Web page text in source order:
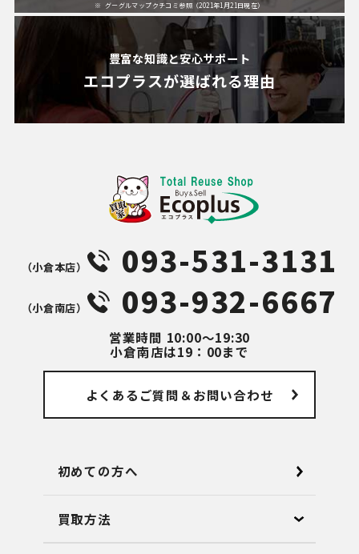
グーグルマップクチコミ参照（2021年1月21日現在）
豊富な知識と安心サポート
エコプラスが選ばれる理由
（⼩倉本店） 093-531-3131
（⼩倉南店） 093-932-6667
営業時間 10:00～19:30
小倉南店は19：00まで
よくあるご質問 ＆お問い合わせ
初めての方へ
買取方法